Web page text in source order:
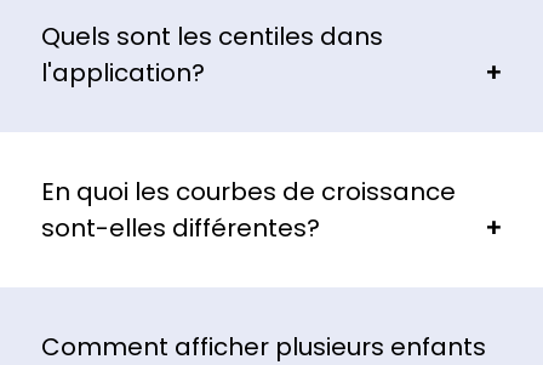
Quels sont les centiles dans
l'application?
En quoi les courbes de croissance
sont-elles différentes?
Comment afficher plusieurs enfants